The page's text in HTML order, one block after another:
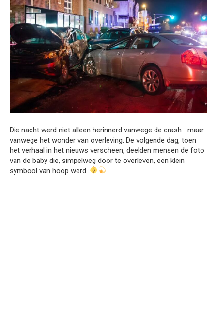
Die nacht werd niet alleen herinnerd vanwege de crash—maar
vanwege het wonder van overleving. De volgende dag, toen
het verhaal in het nieuws verscheen, deelden mensen de foto
van de baby die, simpelweg door te overleven, een klein
symbool van hoop werd.